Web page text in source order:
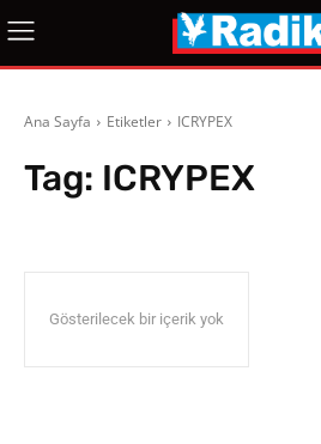
Ana Sayfa Etiketler ICRYPEX
Tag: ICRYPEX
Gösterilecek bir içerik yok